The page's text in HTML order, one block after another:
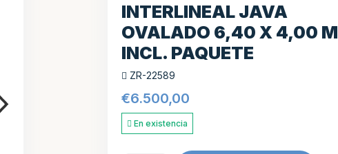
INTERLINEAL JAVA
OVALADO 6,40 X 4,00 M
INCL. PAQUETE
ZR-22589
€6.500,00
En existencia